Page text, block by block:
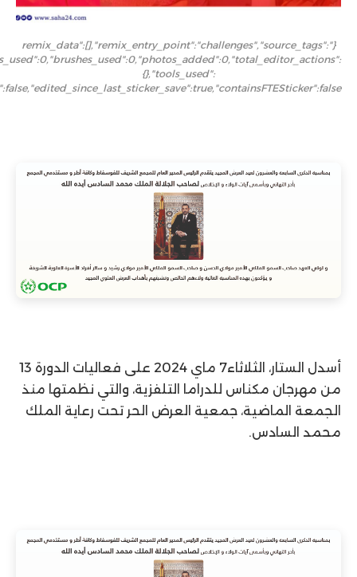
{"remix_data":[],"remix_entry_point":"challenges","source_tags":
{},"tools_used":
أسدل الستار، الثلاثاء7 ماي 2024 على فعاليات الدورة 13
من مهرجان مكناس للدراما التلفزية، والتي نظمتها منذ
الجمعة الماضية، جمعية العرض الحر تحت رعاية الملك
محمد السادس.